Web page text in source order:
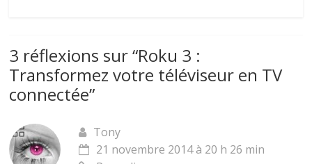
3 réflexions sur “Roku 3 :
Transformez votre téléviseur en TV
connectée”
Tony
21 novembre 2014 à 20 h 26 min